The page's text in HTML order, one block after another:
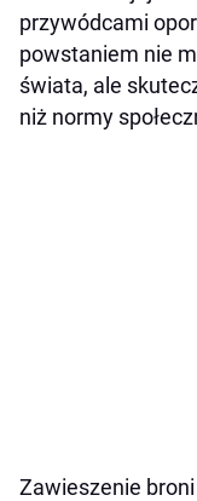
przywódcami
powstaniem nie
świata, ale
niż normy
Zawieszenie